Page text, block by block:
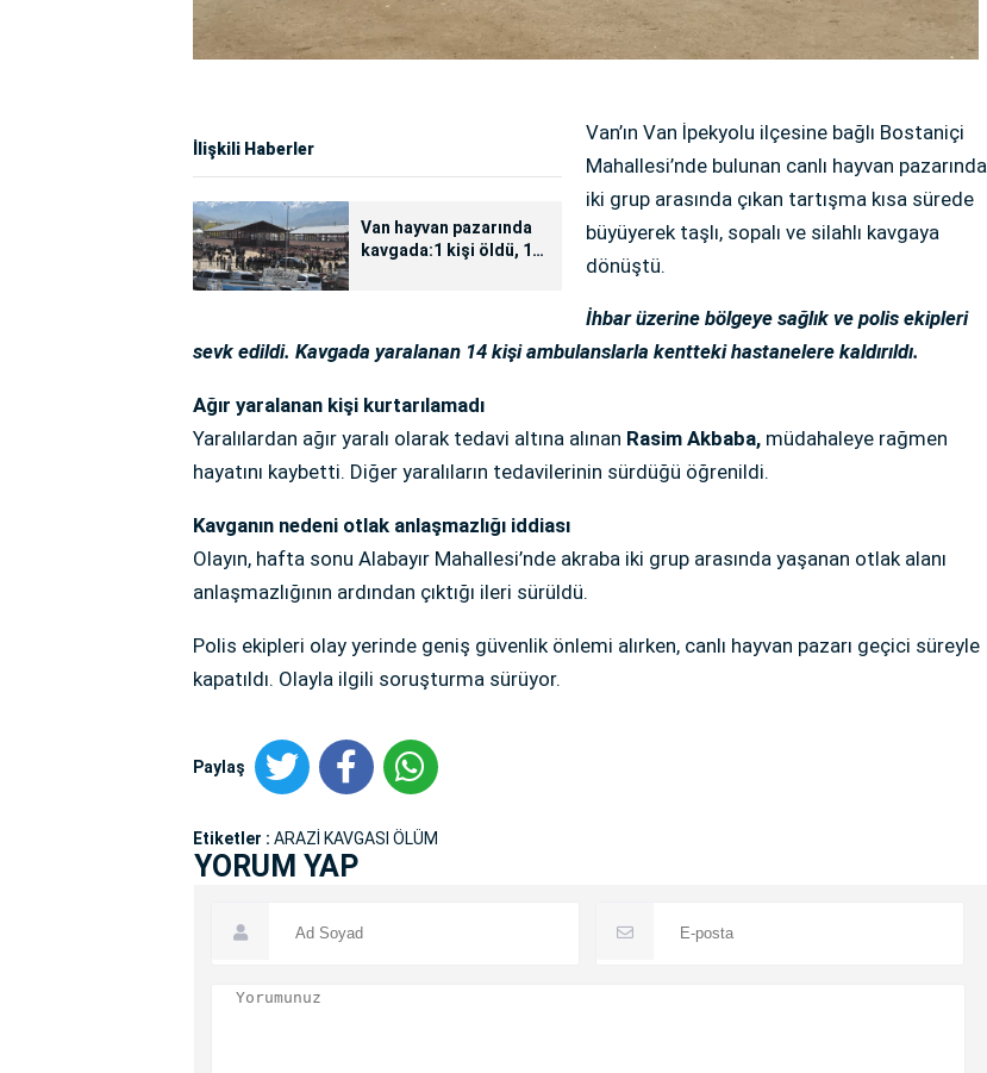
İlişkili Haberler
Van hayvan pazarında
kavgada:1 kişi öldü, 13
Van’ın Van İpekyolu ilçesine bağlı Bostaniçi
Mahallesi’nde bulunan canlı hayvan pazarında
iki grup arasında çıkan tartışma kısa sürede
büyüyerek taşlı, sopalı ve silahlı kavgaya
dönüştü.
İhbar üzerine bölgeye sağlık ve polis ekipleri
sevk edildi. Kavgada yaralanan 14 kişi ambulanslarla kentteki hastanelere kaldırıldı.
Ağır yaralanan kişi kurtarılamadı
Yaralılardan ağır yaralı olarak tedavi altına alınan Rasim Akbaba, müdahaleye rağmen
hayatını kaybetti. Diğer yaralıların tedavilerinin sürdüğü öğrenildi.
Kavganın nedeni otlak anlaşmazlığı iddiası
Olayın, hafta sonu Alabayır Mahallesi’nde akraba iki grup arasında yaşanan otlak alanı
anlaşmazlığının ardından çıktığı ileri sürüldü.
Polis ekipleri olay yerinde geniş güvenlik önlemi alırken, canlı hayvan pazarı geçici süreyle
kapatıldı. Olayla ilgili soruşturma sürüyor.
Paylaş
Etiketler : ARAZİ KAVGASI ÖLÜM
YORUM YAP